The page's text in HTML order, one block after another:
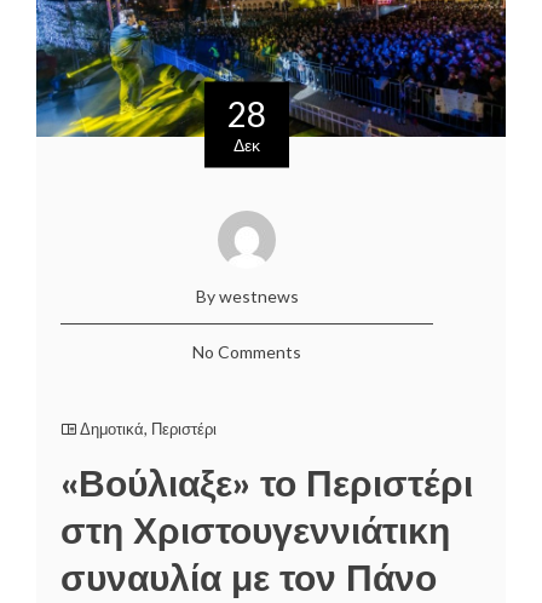
28
Δεκ
By westnews
No Comments
Δημοτικά, Περιστέρι
«Βούλιαξε» το Περιστέρι
στη Χριστουγεννιάτικη
συναυλία με τον Πάνο